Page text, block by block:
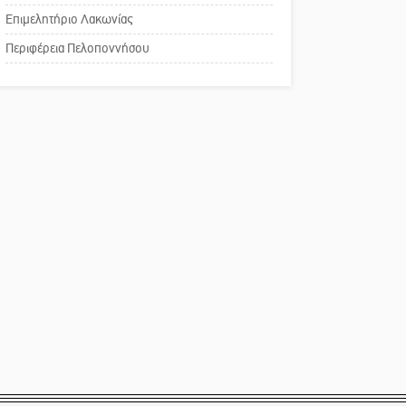
Το δικό σας σχόλιο:
Παράδειγμα κοινωνικής
Επιμελητήριο Λακωνίας
Περιφέρεια Πελοποννήσου